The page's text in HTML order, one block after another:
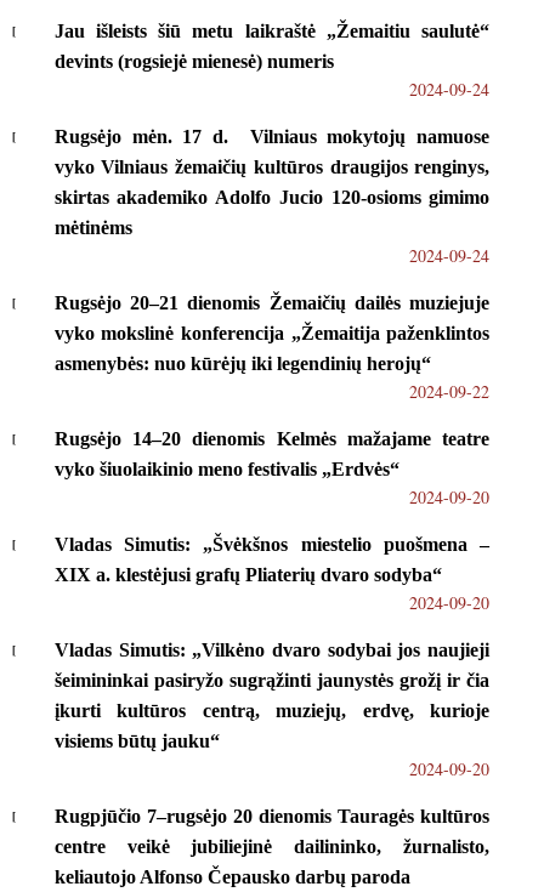
Jau išleists šiū metu laikraštė „Žemaitiu saulutė“
devints (rogsiejė mienesė) numeris
2024-09-24
Rugsėjo mėn. 17 d. Vilniaus mokytojų namuose
vyko Vilniaus žemaičių kultūros draugijos renginys,
skirtas akademiko Adolfo Jucio 120-osioms gimimo
mėtinėms
2024-09-24
Rugsėjo 20–21 dienomis Žemaičių dailės muziejuje
vyko mokslinė konferencija „Žemaitija paženklintos
asmenybės: nuo kūrėjų iki legendinių herojų“
2024-09-22
Rugsėjo 14–20 dienomis Kelmės mažajame teatre
vyko šiuolaikinio meno festivalis „Erdvės“
2024-09-20
Vladas Simutis: „Švėkšnos miestelio puošmena –
XIX a. klestėjusi grafų Pliaterių dvaro sodyba“
2024-09-20
Vladas Simutis: „Vilkėno dvaro sodybai jos naujieji
šeimininkai pasiryžo sugrąžinti jaunystės grožį ir čia
įkurti kultūros centrą, muziejų, erdvę, kurioje
visiems būtų jauku“
2024-09-20
Rugpjūčio 7–rugsėjo 20 dienomis Tauragės kultūros
centre veikė jubiliejinė dailininko, žurnalisto,
keliautojo Alfonso Čepausko darbų paroda